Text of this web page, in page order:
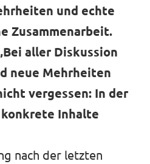
und echte
Zusammenarbeit.
aller Diskussion
neue Mehrheiten
vergessen: In der
Inhalte
nach der letzten